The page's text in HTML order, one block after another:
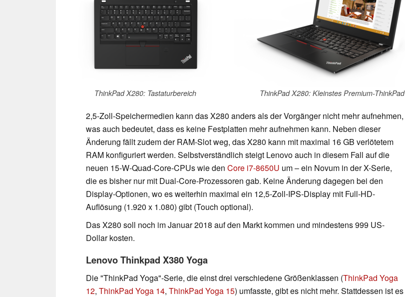
ThinkPad X280: Tastaturbereich ThinkPad X280: Kleinstes Premium-ThinkPad
2,5-Zoll-Speichermedien kann das X280 anders als der Vorgänger nicht mehr aufnehmen,
was auch bedeutet, dass es keine Festplatten mehr aufnehmen kann. Neben dieser
Änderung fällt zudem der RAM-Slot weg, das X280 kann mit maximal 16 GB verlötetem
RAM konfiguriert werden. Selbstverständlich steigt Lenovo auch in diesem Fall auf die
neuen 15-W-Quad-Core-CPUs wie den Core i7-8650U um – ein Novum in der X-Serie,
die es bisher nur mit Dual-Core-Prozessoren gab. Keine Änderung dagegen bei den
Display-Optionen, wo es weiterhin maximal ein 12,5-Zoll-IPS-Display mit Full-HD-
Auflösung (1.920 x 1.080) gibt (Touch optional).
Das X280 soll noch im Januar 2018 auf den Markt kommen und mindestens 999 US-
Dollar kosten.
Lenovo Thinkpad X380 Yoga
Die "ThinkPad Yoga"-Serie, die einst drei verschiedene Größenklassen (ThinkPad Yoga
12, ThinkPad Yoga 14, ThinkPad Yoga 15) umfasste, gibt es nicht mehr. Stattdessen ist es